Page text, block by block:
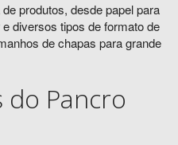
produtos, desde papel para
diversos tipos de formato de
de chapas para grande
do Pancro